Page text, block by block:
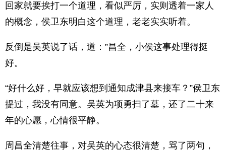
回家就要挨打一个道理，看似严厉，实则透着一家人
的概念，侯卫东明白这个道理，老老实实听着。
反倒是吴英说了话，道：”昌全，小侯这事处理得挺
好。
“好什么好，早就应该想到通知成津县来接车？”侯卫东
提过，我没有同意。吴英为项勇扫了墓，还了二十来
年的心愿，心情很平静。
周昌全清楚往事，对吴英的心态很清楚，骂了两句，